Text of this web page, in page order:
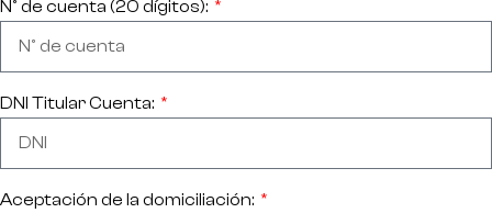
Nº de cuenta (20 dígitos):
DNI Titular Cuenta:
Aceptación de la domiciliación: